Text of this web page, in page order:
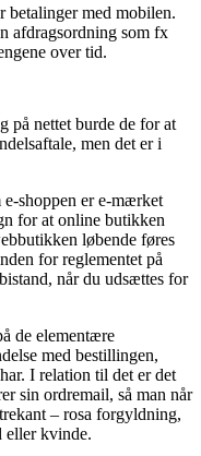
betalinger med mobilen.
afdragsordning som fx
over tid.
på nettet burde de for at
men det er i
shoppen er e-mærket
for at online butikken
løbende føres
for reglementet på
når du udsættes for
de elementære
med bestillingen,
I relation til det er det
sin ordremail, så man når
– rosa forgyldning,
eller kvinde.